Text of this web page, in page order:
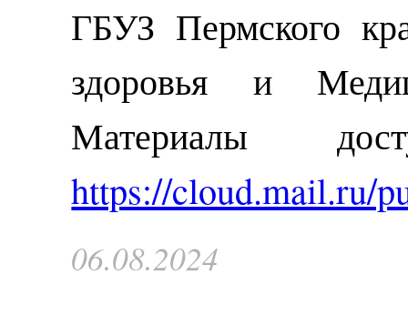
ГБУЗ Пермского
здоровья и
Материалы
https://cloud.mail.ru/
06.08.2024